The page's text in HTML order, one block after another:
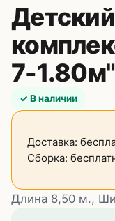
7-1.80м"
✓ В наличии
Доставка:
Сборка:
Длина 8,50 м.,